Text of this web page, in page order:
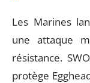
Les Marines
une attaque
résistance.
protège